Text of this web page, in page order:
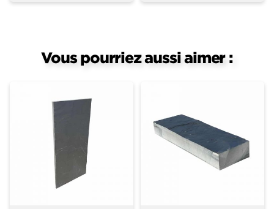
Vous pourriez aussi aimer :